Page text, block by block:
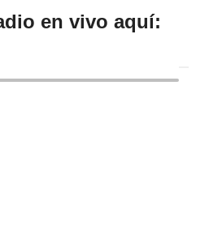
en vivo aquí: